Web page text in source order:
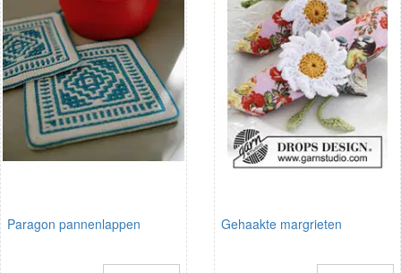
Paragon pannenlappen Gehaakte margrieten